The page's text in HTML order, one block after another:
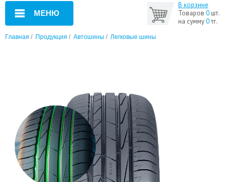
МЕНЮ
В корзине
Товаров 0 шт.
на сумму0тг.
Главная / Продукция / Автошины / Легковые шины